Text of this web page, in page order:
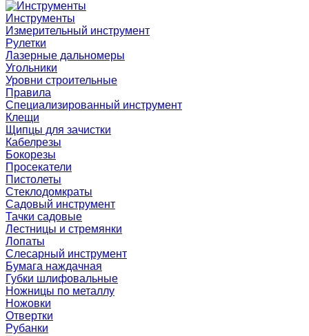
Инструменты
Измерительный инструмент
Рулетки
Лазерные дальномеры
Угольники
Уровни строительные
Правила
Специализированный инструмент
Клещи
Щипцы для зачистки
Кабелрезы
Бокорезы
Просекатели
Пистолеты
Стеклодомкраты
Садовый инструмент
Тачки садовые
Лестницы и стремянки
Лопаты
Слесарный инструмент
Бумага наждачная
Губки шлифовальные
Ножницы по металлу
Ножовки
Отвертки
Рубанки